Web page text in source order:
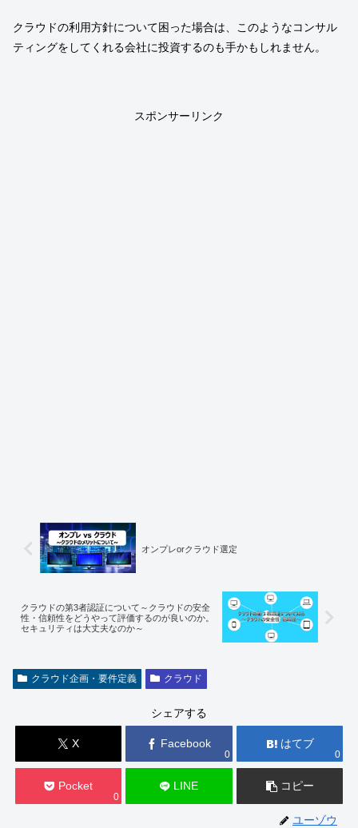
クラウドの利用方針について困った場合は、このようなコンサル
ティングをしてくれる会社に投資するのも手かもしれません。
スポンサーリンク
オンプレorクラウド選定
クラウドの第3者認証について～クラウドの安全
性・信頼性をどうやって評価するのが良いのか。
セキュリティは大丈夫なのか～
クラウド企画・要件定義 クラウド
シェアする
X Facebook
0
はてブ
0
Pocket
0
LINE コピー
ユーゾウ